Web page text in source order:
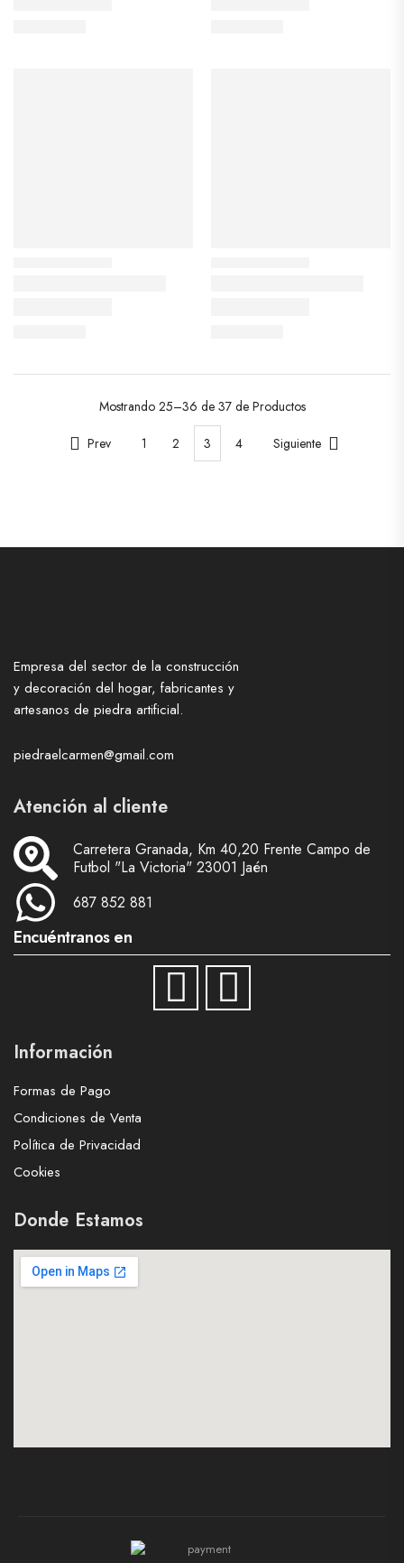
Mostrando 25–36 de 37de Productos
Prev 1 2 3 4 Siguiente
Empresa del sector de la construcción
y decoración del hogar, fabricantes y
artesanos de piedra artificial.
piedraelcarmen@gmail.com
Atención al cliente
Carretera Granada, Km 40,20 Frente Campo de
Futbol "La Victoria" 23001 Jaén
687 852 881
Encuéntranos en
Información
Formas de Pago
Condiciones de Venta
Política de Privacidad
Cookies
Donde Estamos